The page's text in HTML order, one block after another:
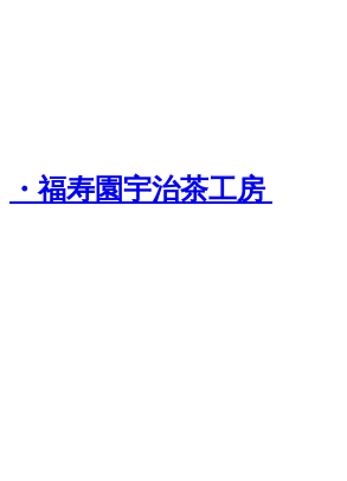
・福寿園宇治茶工房